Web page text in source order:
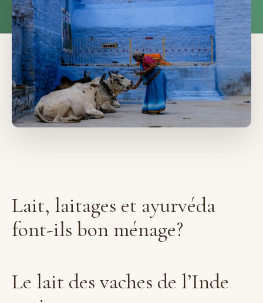
Lait, laitages et ayurvéda
font-ils bon ménage?
Le lait des vaches de l’Inde